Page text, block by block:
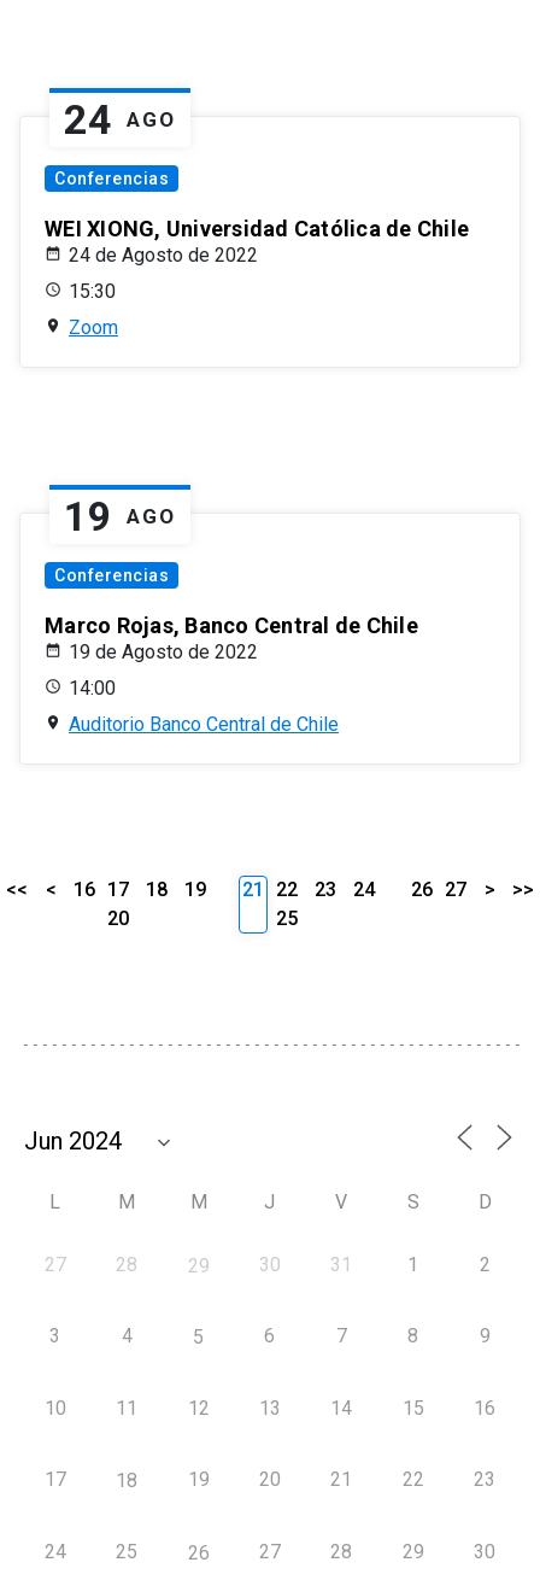
24 AGO
Conferencias
WEI XIONG, Universidad Católica de Chile
24 de Agosto de 2022
15:30
Zoom
19 AGO
Conferencias
Marco Rojas, Banco Central de Chile
19 de Agosto de 2022
14:00
Auditorio Banco Central de Chile
<< < 16 17 18
19
20
21 22 23
24
25
26 27 > >>
L M M J V S D
27 28 29 30 31 1 2
3 4 5 6 7 8 9
10 11 12 13 14 15 16
17 18 19 20 21 22 23
24 25 26 27 28 29 30